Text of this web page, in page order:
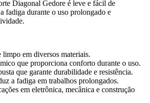
Diagonal Gedore é leve e fácil de
fadiga durante o uso prolongado e
limpo em diversos materiais.
que proporciona conforto durante o uso.
que garante durabilidade e resistência.
a fadiga em trabalhos prolongados.
em eletrônica, mecânica e construção